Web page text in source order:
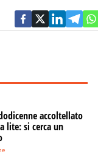
accoltellato
lite: si cerca un